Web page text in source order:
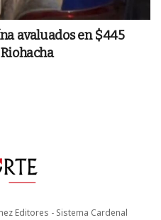
avaluados en $445
Editores - Sistema Cardenal